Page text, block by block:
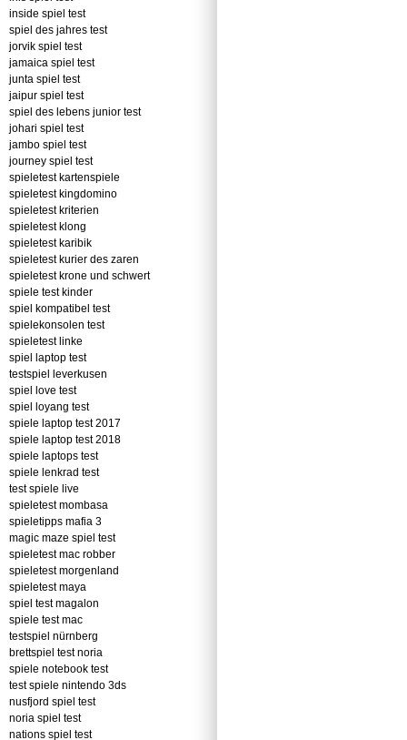
inside spiel test
spiel des jahres test
jorvik spiel test
jamaica spiel test
junta spiel test
jaipur spiel test
spiel des lebens junior test
johari spiel test
jambo spiel test
journey spiel test
spieletest kartenspiele
spieletest kingdomino
spieletest kriterien
spieletest klong
spieletest karibik
spieletest kurier des zaren
spieletest krone und schwert
spiele test kinder
spiel kompatibel test
spielekonsolen test
spieletest linke
spiel laptop test
testspiel leverkusen
spiel love test
spiel loyang test
spiele laptop test 2017
spiele laptop test 2018
spiele laptops test
spiele lenkrad test
test spiele live
spieletest mombasa
spieletipps mafia 3
magic maze spiel test
spieletest mac robber
spieletest morgenland
spieletest maya
spiel test magalon
spiele test mac
testspiel nürnberg
brettspiel test noria
spiele notebook test
test spiele nintendo 3ds
nusfjord spiel test
noria spiel test
nations spiel test